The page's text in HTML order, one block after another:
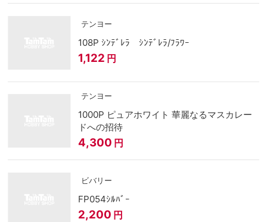
テンヨー
108P ｼﾝﾃﾞﾚﾗ ｼﾝﾃﾞﾚﾗ/ﾌﾗﾜｰ
1,122 円
テンヨー
1000P ピュアホワイト 華麗なるマスカレー
ドへの招待
4,300 円
ビバリー
FP054ｼﾙﾊﾞｰ
2,200 円